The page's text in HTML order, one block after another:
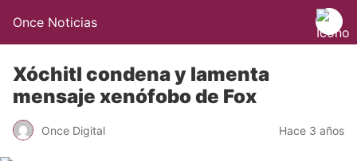
Once Noticias
Xóchitl condena y lamenta
mensaje xenófobo de Fox
Once Digital Hace 3 años